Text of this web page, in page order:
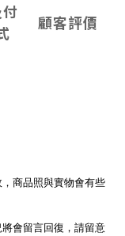
顧客評價
商品照與實物會有些
會留言回復，請留意